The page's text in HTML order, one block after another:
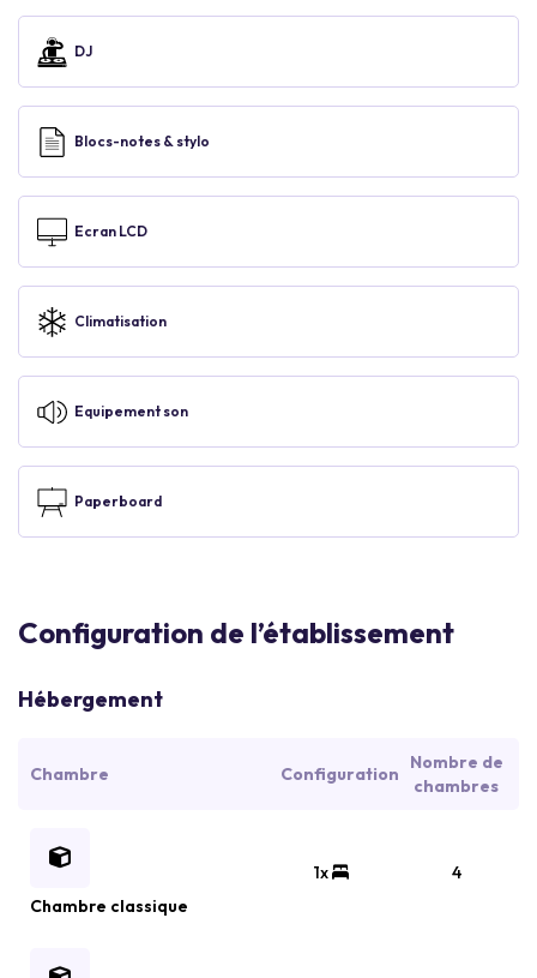
DJ
Blocs-notes & stylo
Ecran LCD
Climatisation
Equipement son
Paperboard
Configuration de l’établissement
Hébergement
Chambre Configuration
Nombre de
chambres
Chambre classique
1x 4